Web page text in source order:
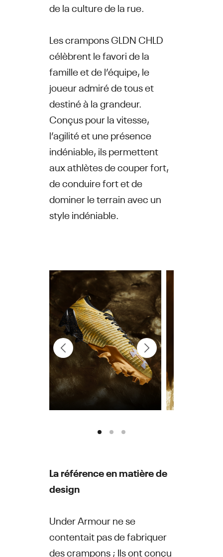
de la culture de la rue.
Les crampons GLDN CHLD
célèbrent le favori de la
famille et de l’équipe, le
joueur admiré de tous et
destiné à la grandeur.
Conçus pour la vitesse,
l’agilité et une présence
indéniable, ils permettent
aux athlètes de couper fort,
de conduire fort et de
dominer le terrain avec un
style indéniable.
La référence en matière de
design
Under Armour ne se
contentait pas de fabriquer
des crampons ; Ils ont conçu